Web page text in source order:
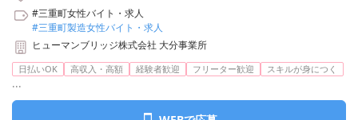
#三重町女性バイト・求人
#三重町製造女性バイト・求人
ヒューマンブリッジ株式会社 大分事業所
日払いOK 高収入・高額 経験者歓迎 フリーター歓迎 スキルが身につく
...